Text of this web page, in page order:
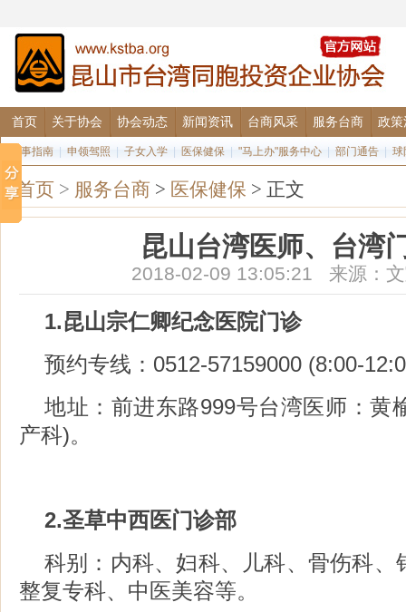
首页 关于协会 协会动态 新闻资讯 台商风采 服务台商 政策
办事指南 申领驾照 子女入学 医保健保 "马上办"服务中心 部门通告 球
首页 > 服务台商 > 医保健保 > 正文
昆山台湾医师、台湾
2018-02-09 13:05:21 来源：
1.昆山宗仁卿纪念医院门诊
预约专线：0512-57159000 (8:00-
地址：前进东路999号台湾医师：黄
产科)。
2.圣草中西医门诊部
科别：内科、妇科、儿科、骨伤科、
整复专科、中医美容等。